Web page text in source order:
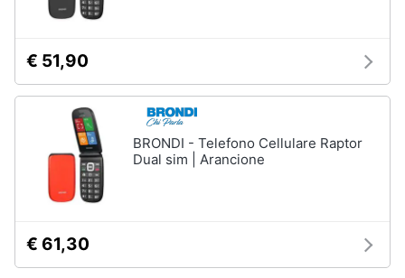
€ 51,90
BRONDI - Telefono Cellulare Raptor
Dual sim | Arancione
€ 61,30